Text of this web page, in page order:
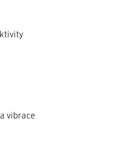
vibrace